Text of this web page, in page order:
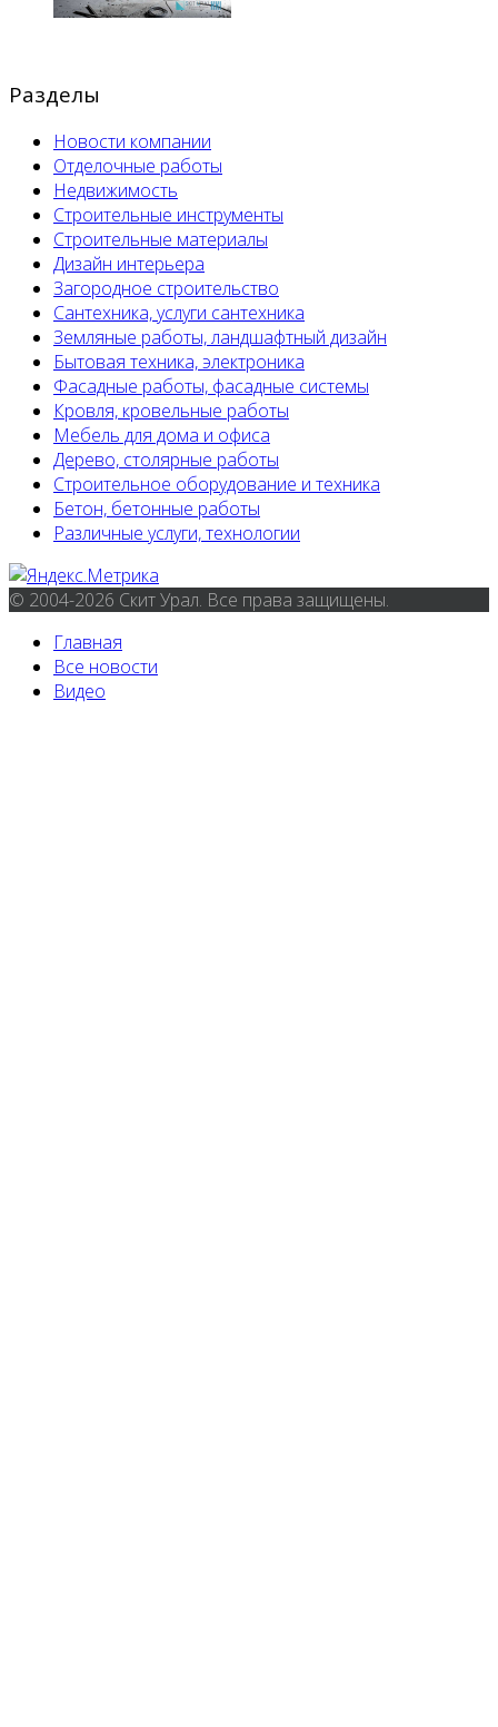
Разделы
Новости компании
Отделочные работы
Недвижимость
Строительные инструменты
Строительные материалы
Дизайн интерьера
Загородное строительство
Сантехника, услуги сантехника
Земляные работы, ландшафтный дизайн
Бытовая техника, электроника
Фасадные работы, фасадные системы
Кровля, кровельные работы
Мебель для дома и офиса
Дерево, столярные работы
Строительное оборудование и техника
Бетон, бетонные работы
Различные услуги, технологии
© 2004-2026 Скит Урал. Все права защищены.
Главная
Все новости
Видео